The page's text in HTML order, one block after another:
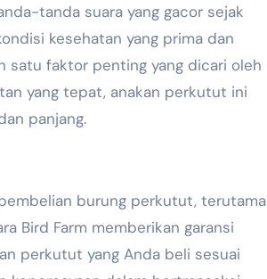
tanda suara yang gacor sejak
kesehatan yang prima dan
satu faktor penting yang dicari oleh
yang tepat, anakan perkutut ini
panjang.
burung perkutut, terutama
Bird Farm memberikan garansi
perkutut yang Anda beli sesuai